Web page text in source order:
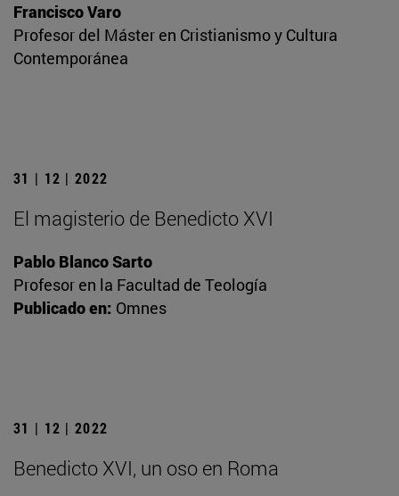
Francisco Varo
Profesor del Máster en Cristianismo y Cultura
Contemporánea
31 | 12 | 2022
El magisterio de Benedicto XVI
Pablo Blanco Sarto
Profesor en la Facultad de Teología
Publicado en: Omnes
31 | 12 | 2022
Benedicto XVI, un oso en Roma